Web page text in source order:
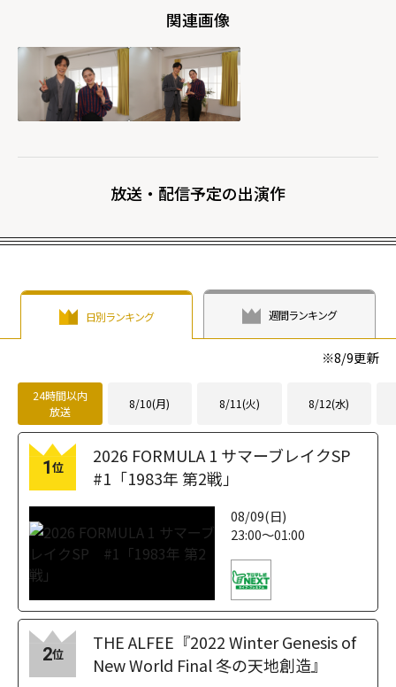
関連画像
放送・配信予定の出演作
日別ランキング 週間ランキング
※8/9更新
24時間以内
放送
8/10(月) 8/11(火) 8/12(水)
1 位
2026 FORMULA 1 サマーブレイクSP
#1「1983年 第2戦」
08/09(日)
23:00～01:00
2位
THE ALFEE『2022 Winter Genesis of
New World Final 冬の天地創造』